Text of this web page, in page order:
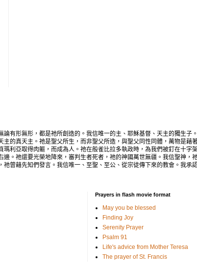
論有形無形，都是祂所創造的。我信唯一的主、耶穌基督、天主的獨生子
主的真天主。祂是聖父所生，而非聖父所造，與聖父同性同體，萬物是藉
瑪利亞取得肉軀，而成為人。祂在般雀比拉多執政時，為我們被釘在十字
邊。祂還要光榮地降來，審判生者死者，祂的神國萬世無疆。我信聖神，
祂曾藉先知們發言。我信唯一、至聖、至公、從宗徒傳下來的教會。我承
Prayers in flash movie format
May you be blessed
Finding Joy
Serenity Prayer
Psalm 91
Life's advice from Mother Teresa
The prayer of St. Francis